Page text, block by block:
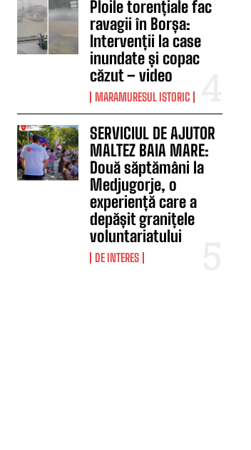
Ploile torențiale fac
ravagii în Borșa:
Intervenții la case
inundate și copac
căzut – video
MARAMURESUL ISTORIC
SERVICIUL DE AJUTOR
MALTEZ BAIA MARE:
Două săptămâni la
Medjugorje, o
experiență care a
depășit granițele
voluntariatului
DE INTERES